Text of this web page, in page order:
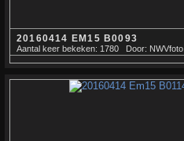
20160414 EM15 B0093
Aantal keer bekeken: 1780 Door: NWVfoto